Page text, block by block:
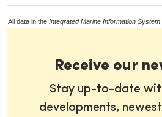
All data in the Integrated Marine Information System
Receive our
Stay up-to-date
developments,